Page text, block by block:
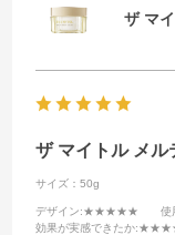
ザ マ
ザ マイトル メル
サイズ：50g
デザイン:★★★★★ 使
効果が実感できたか